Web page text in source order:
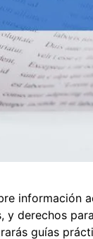
información
y derechos
guías